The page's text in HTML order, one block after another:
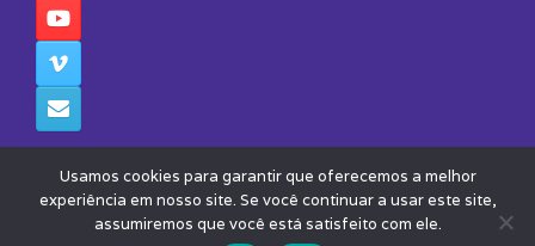
© 2026 - Todos os Direitos Reservados - Instituto Avisa Lá
Theme by
Usamos cookies para garantir que oferecemos a melhor
experiência em nosso site. Se você continuar a usar este site,
assumiremos que você está satisfeito com ele.